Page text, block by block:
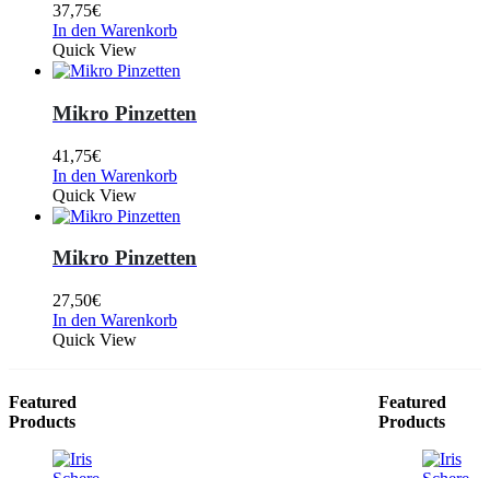
37,75€
In den Warenkorb
Quick View
Mikro Pinzetten
41,75€
In den Warenkorb
Quick View
Mikro Pinzetten
27,50€
In den Warenkorb
Quick View
Featured
Products
Featured
Products